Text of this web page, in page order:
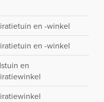
en -winkel
en -winkel
en